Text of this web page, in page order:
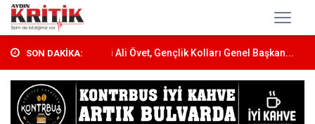
SON DAKİKA:
Topl... CHP’li Ali Övet, Gençlik Kolları Genel Başkan... Didim